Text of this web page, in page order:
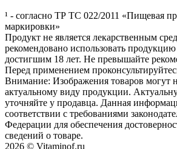
¹ - согласно ТР ТС 022/2011 «Пищевая
маркировки»
Продукт не является лекарственным
рекомендовано использовать
достигшим 18 лет. Не превышайте
Перед применением
Внимание: Изображения товаров могут
актуальному виду продукции.
уточняйте у продавца. Данная
соответствии с требованиями
Федерации для обеспечения
сведений о товаре.
2026 © Vitaminof.ru